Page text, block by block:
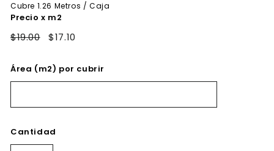
Cubre 1.26 Metros / Caja
Precio x m2
$19.00 $17.10
Área (m2) por cubrir
Cantidad